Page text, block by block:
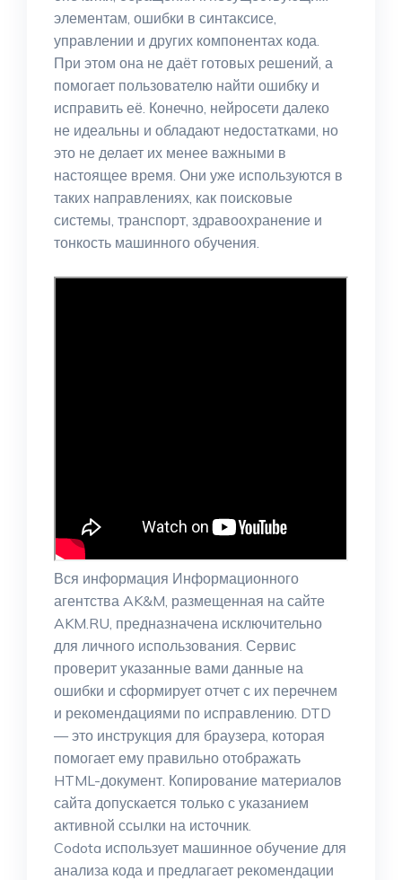
элементам, ошибки в синтаксисе,
управлении и других компонентах кода.
При этом она не даёт готовых решений, а
помогает пользователю найти ошибку и
исправить её. Конечно, нейросети далеко
не идеальны и обладают недостатками, но
это не делает их менее важными в
настоящее время. Они уже используются в
таких направлениях, как поисковые
системы, транспорт, здравоохранение и
тонкость машинного обучения.
Вся информация Информационного
агентства AK&M, размещенная на сайте
AKM.RU, предназначена исключительно
для личного использования. Сервис
проверит указанные вами данные на
ошибки и сформирует отчет с их перечнем
и рекомендациями по исправлению. DTD
— это инструкция для браузера, которая
помогает ему правильно отображать
HTML-документ. Копирование материалов
сайта допускается только с указанием
активной ссылки на источник.
Codota использует машинное обучение для
анализа кода и предлагает рекомендации